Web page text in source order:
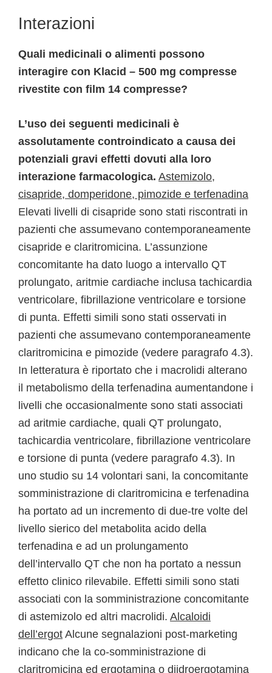
Interazioni
Quali medicinali o alimenti possono
interagire con Klacid – 500 mg compresse
rivestite con film 14 compresse?
L’uso dei seguenti medicinali è
assolutamente controindicato a causa dei
potenziali gravi effetti dovuti alla loro
interazione farmacologica. Astemizolo,
cisapride, domperidone, pimozide e terfenadina
Elevati livelli di cisapride sono stati riscontrati in
pazienti che assumevano contemporaneamente
cisapride e claritromicina. L’assunzione
concomitante ha dato luogo a intervallo QT
prolungato, aritmie cardiache inclusa tachicardia
ventricolare, fibrillazione ventricolare e torsione
di punta. Effetti simili sono stati osservati in
pazienti che assumevano contemporaneamente
claritromicina e pimozide (vedere paragrafo 4.3).
In letteratura è riportato che i macrolidi alterano
il metabolismo della terfenadina aumentandone i
livelli che occasionalmente sono stati associati
ad aritmie cardiache, quali QT prolungato,
tachicardia ventricolare, fibrillazione ventricolare
e torsione di punta (vedere paragrafo 4.3). In
uno studio su 14 volontari sani, la concomitante
somministrazione di claritromicina e terfenadina
ha portato ad un incremento di due-tre volte del
livello sierico del metabolita acido della
terfenadina e ad un prolungamento
dell’intervallo QT che non ha portato a nessun
effetto clinico rilevabile. Effetti simili sono stati
associati con la somministrazione concomitante
di astemizolo ed altri macrolidi. Alcaloidi
dell’ergot Alcune segnalazioni post-marketing
indicano che la co-somministrazione di
claritromicina ed ergotamina o diidroergotamina